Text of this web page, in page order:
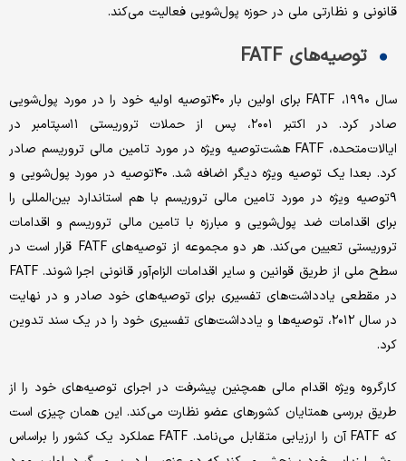
قانونی و نظارتی ملی در حوزه پول‌شویی فعالیت می‌کند.
توصیه‌های FATF
سال ۱۹۹۰، FATF برای اولین بار ۴۰توصیه اولیه خود را در مورد پول‌شویی
صادر کرد. در اکتبر ۲۰۰۱، پس از حملات تروریستی ۱۱سپتامبر در
ایالات‌متحده، FATF هشت‌توصیه ویژه در مورد تامین مالی تروریسم صادر
کرد. بعدا یک توصیه ویژه دیگر اضافه شد. ۴۰توصیه در مورد پول‌شویی و
۹توصیه ویژه در مورد تامین مالی تروریسم با هم استاندارد بین‌المللی را
برای اقدامات ضد پول‌شویی و مبارزه با تامین مالی تروریسم و اقدامات
تروریستی تعیین می‌کند. هر دو مجموعه از توصیه‌های FATF قرار است در
سطح ملی از طریق قوانین و سایر اقدامات الزام‌آور قانونی اجرا شوند. FATF
در مقطعی یادداشت‌های تفسیری برای توصیه‌های خود صادر و در نهایت
در سال ۲۰۱۲، توصیه‌ها و یادداشت‌های تفسیری خود را در یک سند تدوین
کرد.
کارگروه ویژه اقدام مالی همچنین پیشرفت در اجرای توصیه‌های خود را از
طریق بررسی همتایان کشورهای عضو نظارت می‌کند. این همان چیزی است
که FATF آن را ارزیابی متقابل می‌نامد. FATF عملکرد یک کشور را براساس